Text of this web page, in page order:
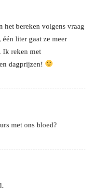
het bereken volgens vraag
liter gaat ze meer
Ik reken met
dagprijzen!
met ons bloed?